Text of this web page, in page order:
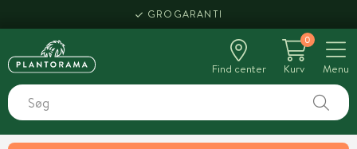
GROGARANTI
Find center
0
Kurv
Menu